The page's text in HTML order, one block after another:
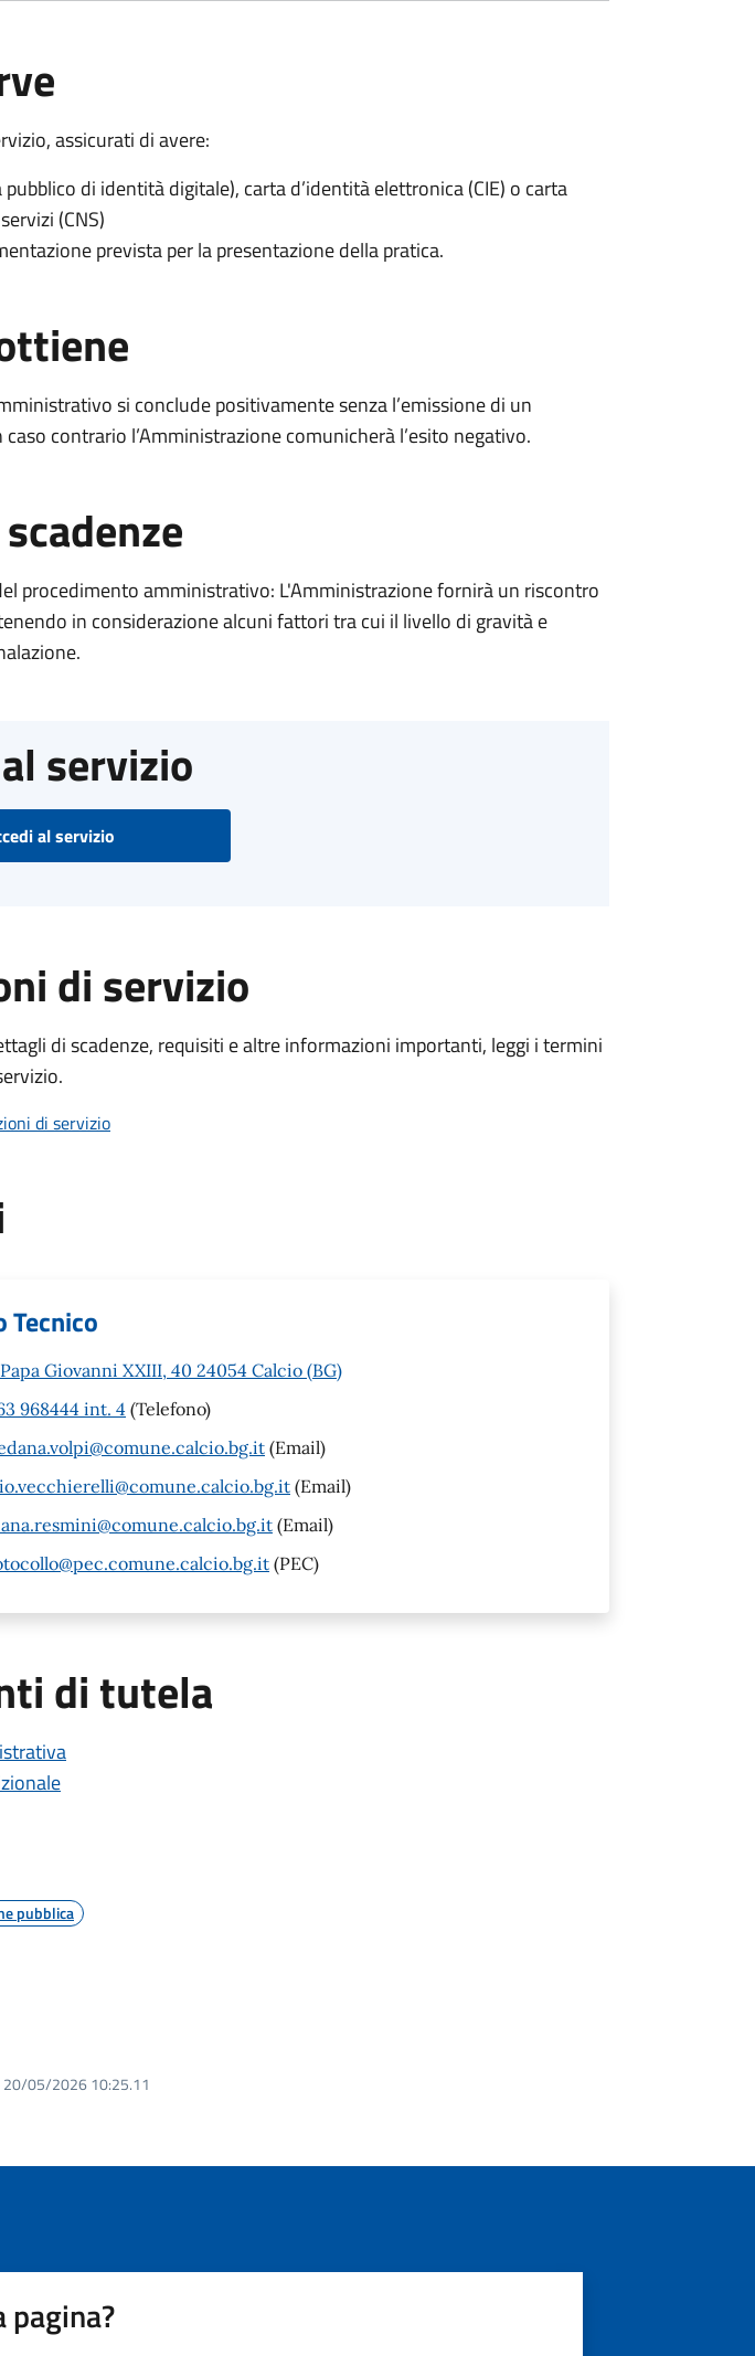
assicurati di avere:
pubblico di identità digitale), carta d’identità elettronica (CIE) o carta
(CNS)
prevista per la presentazione della pratica.
si conclude positivamente senza l’emissione di un
contrario l’Amministrazione comunicherà l’esito negativo.
procedimento amministrativo: L'Amministrazione fornirà un riscontro
in considerazione alcuni fattori tra cui il livello di gravità e
servizio
al servizio
di servizio
di scadenze, requisiti e altre informazioni importanti, leggi i termini
di servizio
Giovanni XXIII, 40 24054 Calcio (BG)
968444 int. 4(Telefono)
(Email)
(Email)
(Email)
(PEC)
di tutela
pubblica
20/05/2026 10:25.11
pagina?